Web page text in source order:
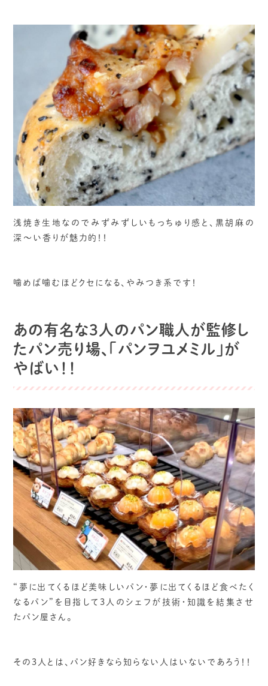
浅焼き生地なのでみずみずしいもっちゅり感と、黒胡麻の
深〜い香りが魅力的！！
噛めば噛むほどクセになる、やみつき系です！
あの有名な3人のパン職人が監修し
たパン売り場、「パンヲユメミル」が
やばい！！
“夢に出てくるほど美味しいパン・夢に出てくるほど食べたく
なるパン”を目指して3人のシェフが技術・知識を結集させ
たパン屋さん。
その3人とは、パン好きなら知らない人はいないであろう！！